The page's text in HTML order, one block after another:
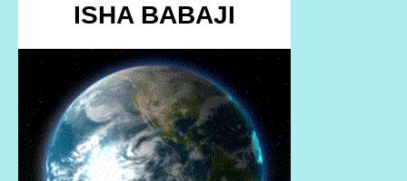
ISHA BABAJI